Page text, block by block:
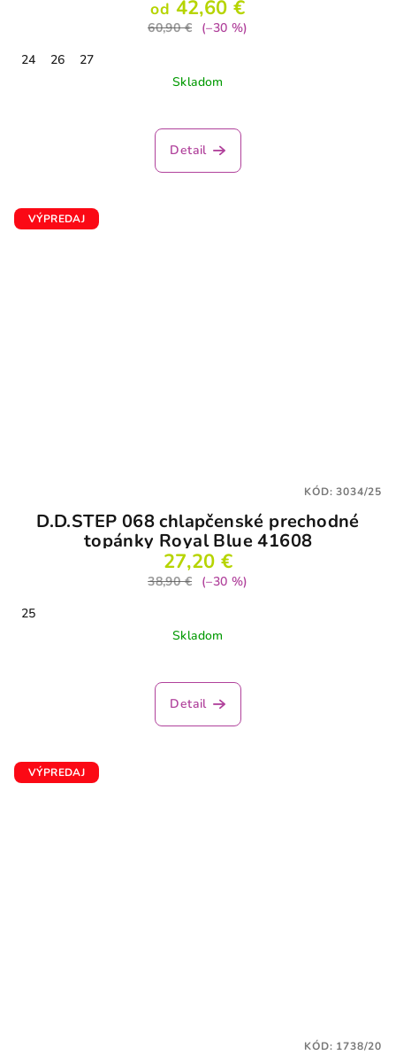
od 42,60 €
60,90 €
(–30 %)
24
26
27
Skladom
Detail
VÝPREDAJ
D.D.STEP 068 chlapčenské prechodné
topánky Royal Blue 41608
27,20 €
38,90 €
(–30 %)
25
Skladom
Detail
KÓD:3034/25
VÝPREDAJ
KÓD: 1738/20